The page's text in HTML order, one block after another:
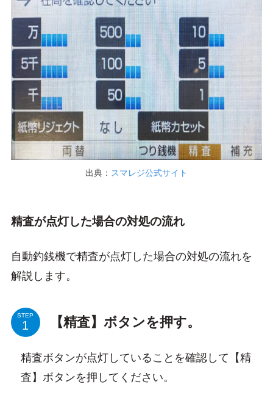
出典： スマレジ公式サイト
精査が点灯した場合の対処の流れ
自動釣銭機で精査が点灯した場合の対処の流れを
解説します。
STEP 【精査】ボタンを押す。
精査ボタンが点灯していることを確認して【精
査】ボタンを押してください。